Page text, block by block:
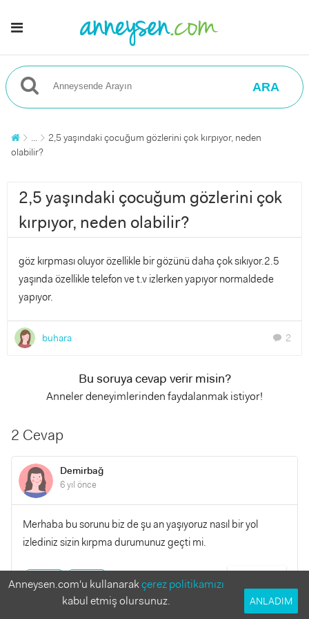
ARA
...
2,5 yaşındaki çocuğum gözlerini çok kırpıyor, neden
olabilir?
2,5 yaşındaki çocuğum gözlerini çok
kırpıyor, neden olabilir?
göz kırpması oluyor özellikle bir gözünü daha çok sıkıyor.2.5
yaşında özellikle telefon ve t.v izlerken yapıyor normaldede
yapıyor.
buhara chat 2
Bu soruya cevap verir misin?
Anneler deneyimlerinden faydalanmak istiyor!
2 Cevap
Demirbağ
6 yıl önce
Merhaba bu sorunu biz de şu an yaşıyoruz nasıl bir yol
izlediniz sizin kırpma durumunuz geçti mi.
0 0
Anneysen.com'u kullanarakçerez politikamızı
kabul etmiş olursunuz.
ANLADIM